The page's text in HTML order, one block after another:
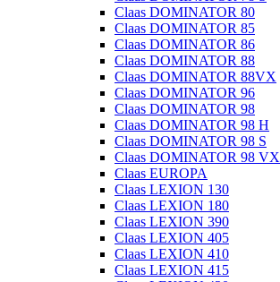
Claas DOMINATOR 80
Claas DOMINATOR 85
Claas DOMINATOR 86
Claas DOMINATOR 88
Claas DOMINATOR 88VX
Claas DOMINATOR 96
Claas DOMINATOR 98
Claas DOMINATOR 98 H
Claas DOMINATOR 98 S
Claas DOMINATOR 98 VX
Claas EUROPA
Claas LEXION 130
Claas LEXION 180
Claas LEXION 390
Claas LEXION 405
Claas LEXION 410
Claas LEXION 415